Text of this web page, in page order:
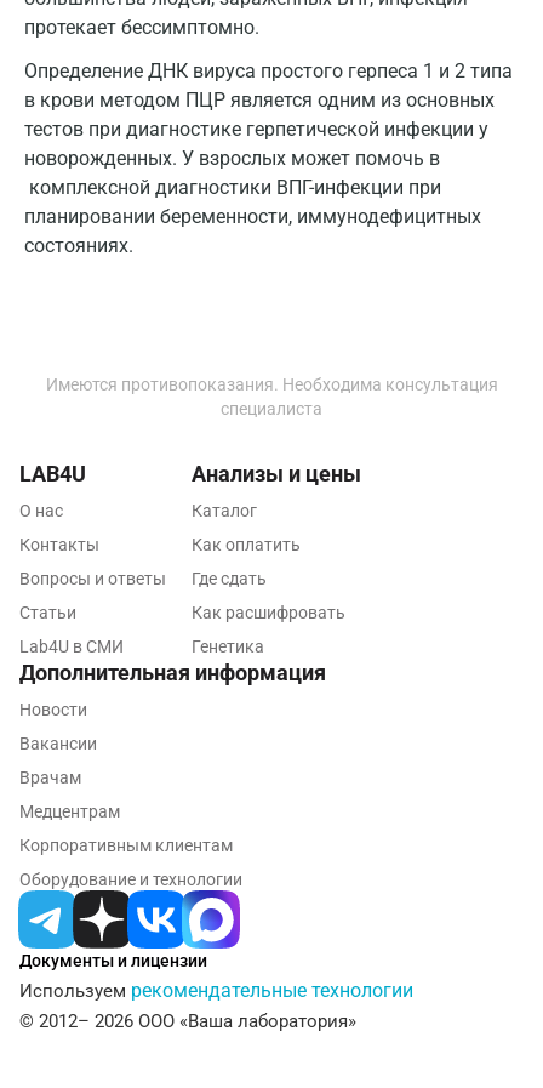
протекает бессимптомно.
Определение ДНК вируса простого герпеса 1 и 2 типа
в крови методом ПЦР является одним из основных
тестов при диагностике герпетической инфекции у
новорожденных. У взрослых может помочь в
комплексной диагностики ВПГ-инфекции при
планировании беременности, иммунодефицитных
состояниях.
Калининград
Кемерово
Ковров
Коломна
Краснодар
Липецк
Лобня
Люберцы
Мурино
Мурманск
Мытищи
Набережные Челны
Наро-Фоминск
Имеются противопоказания. Необходима консультация
специалиста
Документы и лицензии
Используем рекомендательные технологии
© 2012– 2026 ООО «Ваша лаборатория»
LAB4U
О нас
Контакты
Вопросы и ответы
Статьи
Lab4U в СМИ
Анализы и цены
Каталог
Как оплатить
Где сдать
Как расшифровать
Генетика
Дополнительная информация
Новости
Вакансии
Врачам
Медцентрам
Корпоративным клиентам
Оборудование и технологии